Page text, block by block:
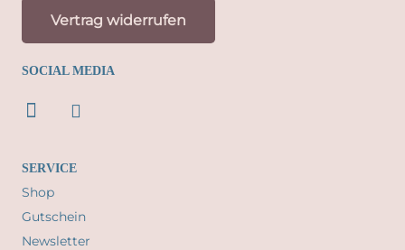
Vertrag widerrufen
SOCIAL MEDIA
SERVICE
Shop
Gutschein
Newsletter